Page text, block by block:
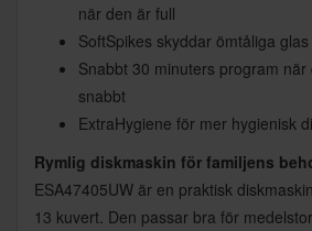
när den är full
SoftSpikes skyddar ömtåliga
Snabbt 30 minuters program
snabbt
ExtraHygiene för mer hygienisk
Rymlig diskmaskin för familjens
ESA47405UW är en praktisk
13 kuvert. Den passar bra för